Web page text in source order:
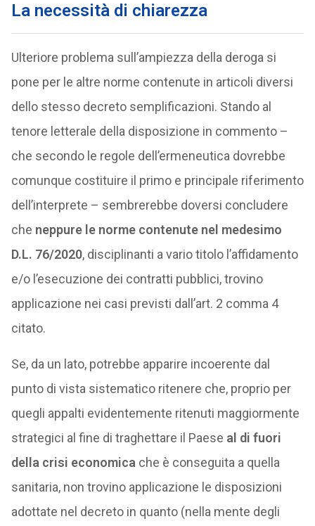
La necessità di chiarezza
Ulteriore problema sull’ampiezza della deroga si
pone per le altre norme contenute in articoli diversi
dello stesso decreto semplificazioni. Stando al
tenore letterale della disposizione in commento –
che secondo le regole dell’ermeneutica dovrebbe
comunque costituire il primo e principale riferimento
dell’interprete – sembrerebbe doversi concludere
che neppure le norme contenute nel medesimo
D.L. 76/2020, disciplinanti a vario titolo l’affidamento
e/o l’esecuzione dei contratti pubblici, trovino
applicazione nei casi previsti dall’art. 2 comma 4
citato.
Se, da un lato, potrebbe apparire incoerente dal
punto di vista sistematico ritenere che, proprio per
quegli appalti evidentemente ritenuti maggiormente
strategici al fine di traghettare il Paese al di fuori
della crisi economica che è conseguita a quella
sanitaria, non trovino applicazione le disposizioni
adottate nel decreto in quanto (nella mente degli